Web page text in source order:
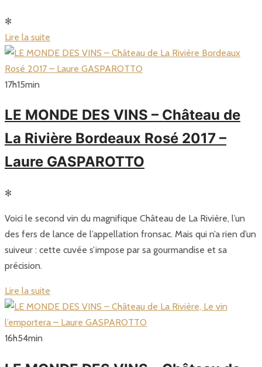
✻
Lire la suite
17h15min
LE MONDE DES VINS – Château de
La Rivière Bordeaux Rosé 2017 –
Laure GASPAROTTO
✻
Voici le second vin du magnifique Château de La Rivière, l’un
des fers de lance de l’appellation fronsac. Mais qui n’a rien d’un
suiveur : cette cuvée s’impose par sa gourmandise et sa
précision.
Lire la suite
16h54min